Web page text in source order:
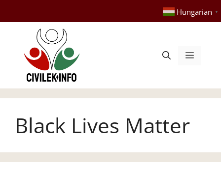
tartalomba
Hungarian ▼
Menü
Black Lives Matter